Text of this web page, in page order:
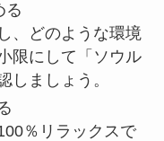
る
、どのような環境
限にして「ソウル
しましょう。
％リラックスで